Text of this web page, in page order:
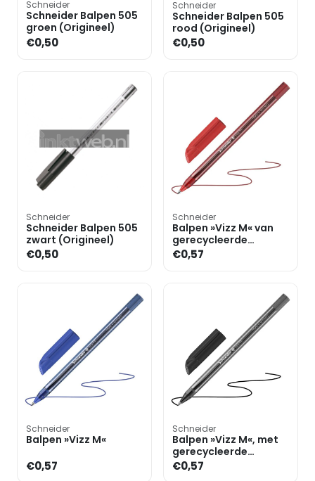
Schneider
Schneider Balpen 505
groen (Origineel)
€0,50
Schneider
Schneider Balpen 505
rood (Origineel)
€0,50
Schneider
Schneider Balpen 505
zwart (Origineel)
€0,50
Schneider
Balpen »Vizz M« van
gerecycleerde
kunststof
€0,57
Schneider
Balpen »Vizz M«
€0,57
Schneider
Balpen »Vizz M«, met
gerecycleerde
kunststof
€0,57